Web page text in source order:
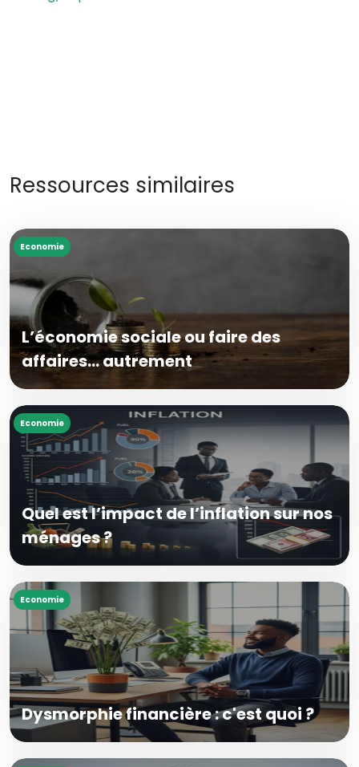
Ressources similaires
Economie
L’économie sociale ou faire des
affaires… autrement
Economie
Quel est l’impact de l’inflation sur nos
ménages ?
Economie
Dysmorphie financière : c'est quoi ?